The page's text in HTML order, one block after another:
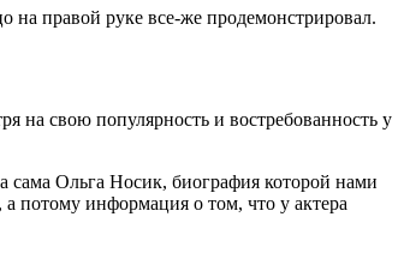
на правой руке все-же продемонстрировал.
на свою популярность и востребованность у
сама Ольга Носик, биография которой нами
потому информация о том, что у актера